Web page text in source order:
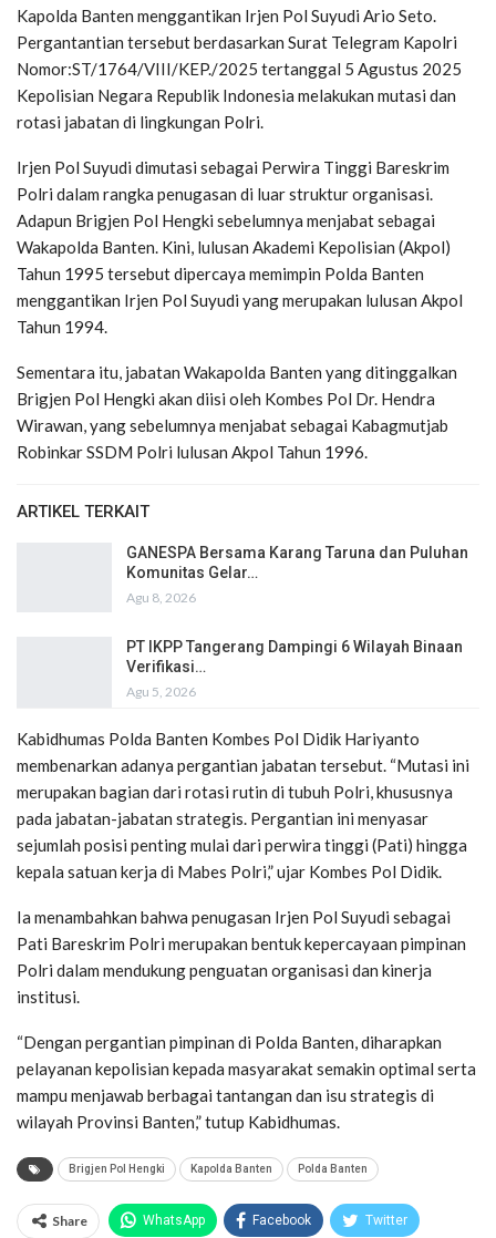
Kapolda Banten menggantikan Irjen Pol Suyudi Ario Seto.
Pergantantian tersebut berdasarkan Surat Telegram Kapolri
Nomor:ST/1764/VIII/KEP./2025 tertanggal 5 Agustus 2025
Kepolisian Negara Republik Indonesia melakukan mutasi dan
rotasi jabatan di lingkungan Polri.
Irjen Pol Suyudi dimutasi sebagai Perwira Tinggi Bareskrim
Polri dalam rangka penugasan di luar struktur organisasi.
Adapun Brigjen Pol Hengki sebelumnya menjabat sebagai
Wakapolda Banten. Kini, lulusan Akademi Kepolisian (Akpol)
Tahun 1995 tersebut dipercaya memimpin Polda Banten
menggantikan Irjen Pol Suyudi yang merupakan lulusan Akpol
Tahun 1994.
Sementara itu, jabatan Wakapolda Banten yang ditinggalkan
Brigjen Pol Hengki akan diisi oleh Kombes Pol Dr. Hendra
Wirawan, yang sebelumnya menjabat sebagai Kabagmutjab
Robinkar SSDM Polri lulusan Akpol Tahun 1996.
ARTIKEL TERKAIT
GANESPA Bersama Karang Taruna dan Puluhan
Komunitas Gelar…
Agu 8, 2026
PT IKPP Tangerang Dampingi 6 Wilayah Binaan
Verifikasi…
Agu 5, 2026
Kabidhumas Polda Banten Kombes Pol Didik Hariyanto
membenarkan adanya pergantian jabatan tersebut. “Mutasi ini
merupakan bagian dari rotasi rutin di tubuh Polri, khususnya
pada jabatan-jabatan strategis. Pergantian ini menyasar
sejumlah posisi penting mulai dari perwira tinggi (Pati) hingga
kepala satuan kerja di Mabes Polri,” ujar Kombes Pol Didik.
Ia menambahkan bahwa penugasan Irjen Pol Suyudi sebagai
Pati Bareskrim Polri merupakan bentuk kepercayaan pimpinan
Polri dalam mendukung penguatan organisasi dan kinerja
institusi.
“Dengan pergantian pimpinan di Polda Banten, diharapkan
pelayanan kepolisian kepada masyarakat semakin optimal serta
mampu menjawab berbagai tantangan dan isu strategis di
wilayah Provinsi Banten,” tutup Kabidhumas.
Brigjen Pol Hengki Kapolda Banten Polda Banten
Share WhatsApp Facebook Twitter